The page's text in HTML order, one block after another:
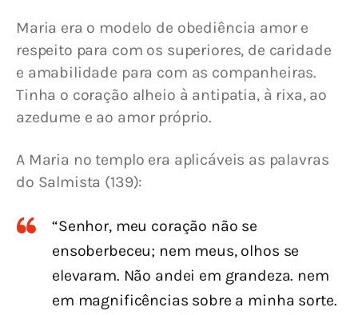
Maria era o modelo de obediência amor e
respeito para com os superiores, de caridade
e amabilidade para com as companheiras.
Tinha o coração alheio à antipatia, à rixa, ao
azedume e ao amor próprio.
A Maria no templo era aplicáveis as palavras
do Salmista (139):
“Senhor, meu coração não se
ensoberbeceu; nem meus, olhos se
elevaram. Não andei em grandeza. nem
em magnificências sobre a minha sorte.